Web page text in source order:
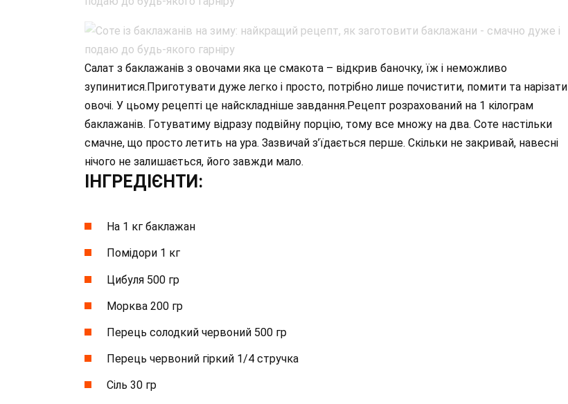
Салат з баклажанів з овочами яка це смакота – відкрив баночку, їж і неможливо
зупинитися.Приготувати дуже легко і просто, потрібно лише почистити, помити та нарізати
овочі. У цьому рецепті це найскладніше завдання.Рецепт розрахований на 1 кілограм
баклажанів. Готуватиму відразу подвійну порцію, тому все множу на два. Соте настільки
смачне, що просто летить на ура. Зазвичай з’їдається перше. Скільки не закривай, навесні
нічого не залишається, його завжди мало.
ІНГРЕДІЄНТИ:
На 1 кг баклажан
Помідори 1 кг
Цибуля 500 гр
Морква 200 гр
Перець солодкий червоний 500 гр
Перець червоний гіркий 1/4 стручка
Сіль 30 гр